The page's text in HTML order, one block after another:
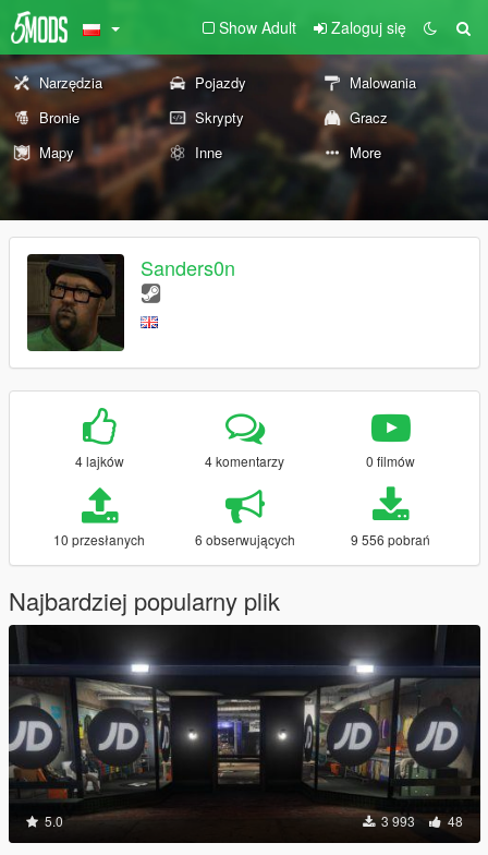
Show Adult Zaloguj się
Narzędzia Pojazdy
Malowania
Bronie
Skrypty
Gracz
Mapy
Inne More
Sanders0n
4 lajków 4 komentarzy 0 filmów
10 przesłanych 6 obserwujących 9 556 pobrań
Najbardziej popularny plik
5.0 3 993 48